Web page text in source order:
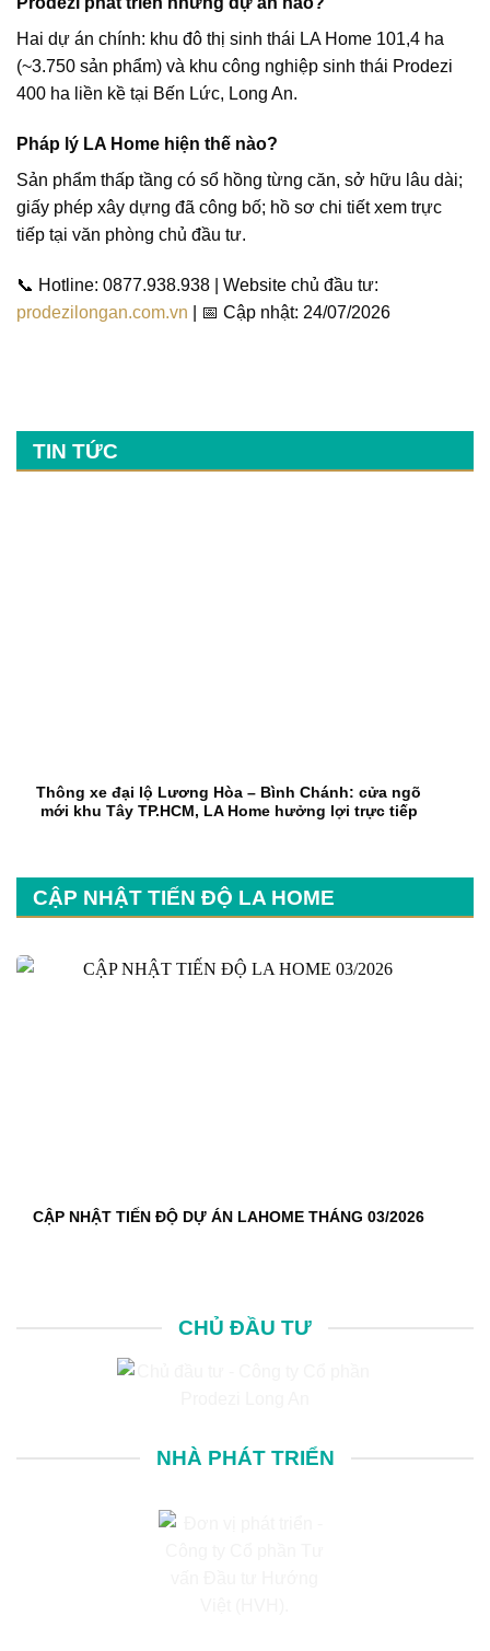
Hai dự án chính: khu đô thị sinh thái LA Home 101,4 ha
(~3.750 sản phẩm) và khu công nghiệp sinh thái Prodezi
400 ha liền kề tại Bến Lức, Long An.
Pháp lý LA Home hiện thế nào?
Sản phẩm thấp tầng có sổ hồng từng căn, sở hữu lâu dài;
giấy phép xây dựng đã công bố; hồ sơ chi tiết xem trực
tiếp tại văn phòng chủ đầu tư.
📞 Hotline: 0877.938.938 | Website chủ đầu tư:
prodezilongan.com.vn | 📅 Cập nhật: 24/07/2026
TIN TỨC
Thông xe đại lộ Lương Hòa – Bình Chánh: cửa ngõ
mới khu Tây TP.HCM, LA Home hưởng lợi trực tiếp
CẬP NHẬT TIẾN ĐỘ LA HOME
CẬP NHẬT TIẾN ĐỘ DỰ ÁN LAHOME THÁNG 03/2026
CHỦ ĐẦU TƯ
NHÀ PHÁT TRIỂN